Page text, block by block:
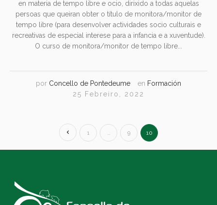
en materia de tempo libre e ocio, dirixido a todas aquelas
persoas que queiran obter o título de monitora/monitor de
tempo libre (para desenvolver actividades socio culturais e
recreativas de especial interese para a infancia e a xuventude).
O curso de monitora/monitor de tempo libre...
por Concello de Pontedeume en Formación
25 Febreiro, 2022
1 9 10